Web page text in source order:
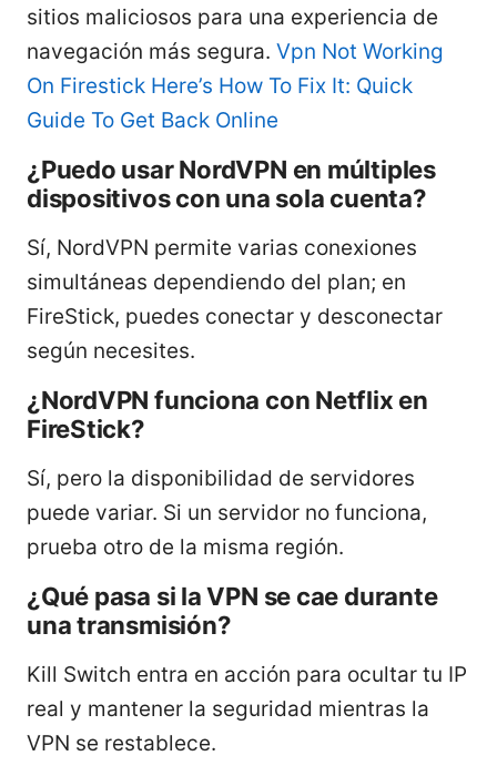
sitios maliciosos para una experiencia de
navegación más segura. Vpn Not Working
On Firestick Here’s How To Fix It: Quick
Guide To Get Back Online
¿Puedo usar NordVPN en múltiples
dispositivos con una sola cuenta?
Sí, NordVPN permite varias conexiones
simultáneas dependiendo del plan; en
FireStick, puedes conectar y desconectar
según necesites.
¿NordVPN funciona con Netflix en
FireStick?
Sí, pero la disponibilidad de servidores
puede variar. Si un servidor no funciona,
prueba otro de la misma región.
¿Qué pasa si la VPN se cae durante
una transmisión?
Kill Switch entra en acción para ocultar tu IP
real y mantener la seguridad mientras la
VPN se restablece.